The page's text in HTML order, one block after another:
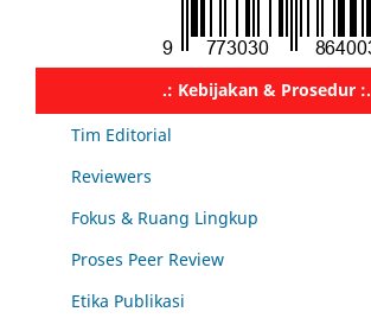
.: Kebijakan & Prosedur :.
Tim Editorial
Reviewers
Fokus & Ruang Lingkup
Proses Peer Review
Etika Publikasi